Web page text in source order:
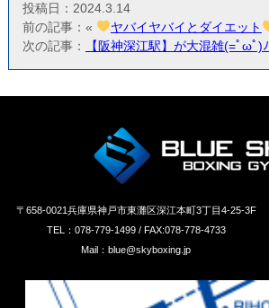
投稿日：2024.3.14
前の記事：«
ヤバイヤバイとダイエット
次の記事：
【阪神深江駅】が大混雑(=ﾟωﾟ)ﾉ
〒658‐0021兵庫県神戸市東灘区深江本町3丁目4-25-3F
TEL：078-779-1499 / FAX:078-778-4733
Mail：blue@skyboxing.jp